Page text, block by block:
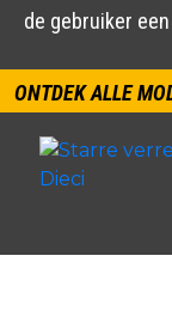
de gebruiker
ONTDEK ALLE